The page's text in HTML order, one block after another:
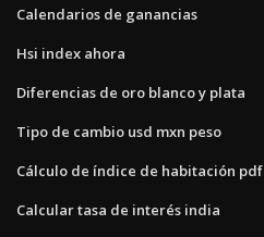
Calendarios de ganancias
Hsi index ahora
Diferencias de oro blanco y plata
Tipo de cambio usd mxn peso
Cálculo de índice de habitación pdf
Calcular tasa de interés india